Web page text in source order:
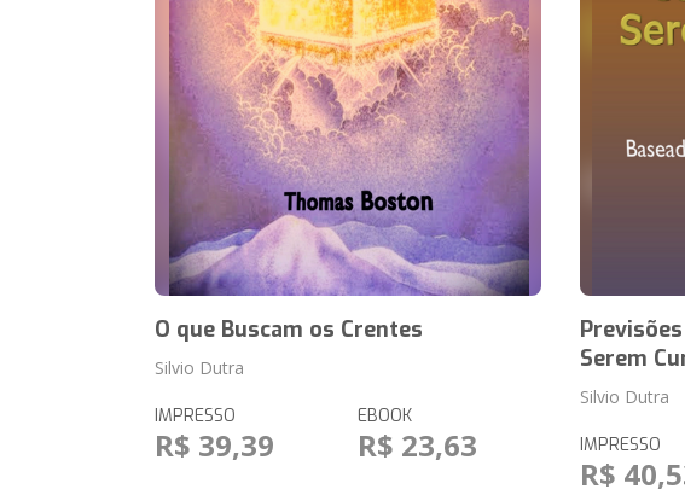
O que Buscam os Crentes
Silvio Dutra
IMPRESSO
R$ 39,39
EBOOK
R$ 23,63
Serem
Silvio Dutra
IMPRESSO
R$